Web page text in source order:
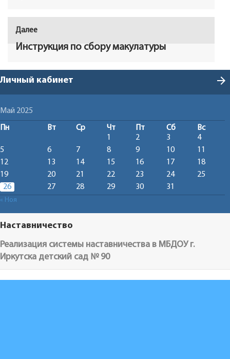
Далее
Инструкция по сбору макулатуры
Личный кабинет arrow_forward
Май 2025
Пн Вт Ср Чт Пт Сб
Вс
1
2 3
4
5
6 7 8 9 10
11
12
13 14 15 16 17
18
19
20 21 22 23 24
25
26
27 28 29 30 31
« Ноя
Наставничество
Реализация системы наставничества в МБДОУ г.
Иркутска детский сад № 90